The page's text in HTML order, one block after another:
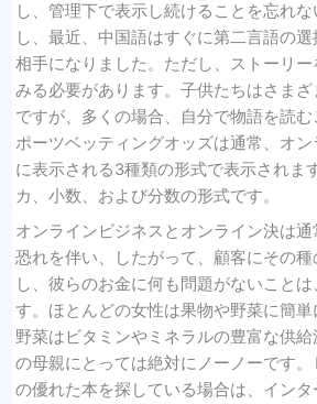
し、管理下で表示し続けることを忘れ
し、最近、中国語はすぐに第二言語の
相手になりました。ただし、ストーリ
みる必要があります。子供たちはさま
ですが、多くの場合、自分で物語を読
ポーツベッティングオッズは通常、オ
に表示される3種類の形式で表示されま
カ、小数、および分数の形式です。
オンラインビジネスとオンライン決は
恐れを伴い、したがって、顧客にその
し、彼らのお金に何も問題がないこと
す。ほとんどの女性は果物や野菜に簡
野菜はビタミンやミネラルの豊富な供
の母親にとっては絶対にノーノーです
の優れた本を探している場合は、イン